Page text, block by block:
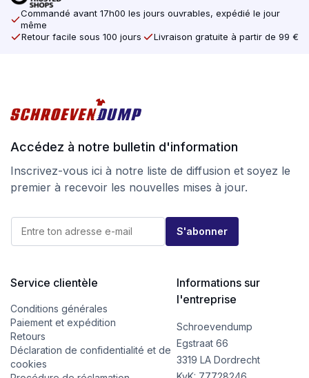
Commandé avant 17h00 les jours ouvrables, expédié le jour
même
Retour facile sous 100 jours
Livraison gratuite à partir de 99 €
Accédez à notre bulletin d'information
Inscrivez-vous ici à notre liste de diffusion et soyez le
premier à recevoir les nouvelles mises à jour.
a
E
m
a
i
l
*
E
m
l
S'abonner
Service clientèle
Conditions générales
Paiement et expédition
Retours
Déclaration de confidentialité et de
cookies
Informations sur
l'entreprise
Schroevendump
Egstraat 66
3319 LA Dordrecht